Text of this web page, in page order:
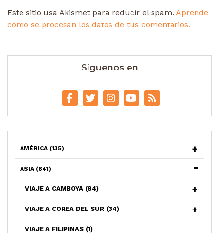
Este sitio usa Akismet para reducir el spam. Aprende
cómo se procesan los datos de tus comentarios.
Síguenos en
AMÉRICA (135)
ASIA (841)
VIAJE A CAMBOYA (84)
VIAJE A COREA DEL SUR (34)
VIAJE A FILIPINAS (1)